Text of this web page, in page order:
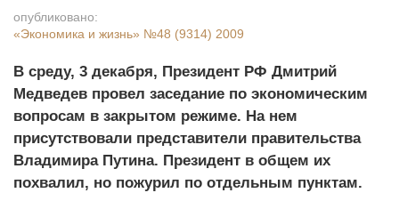
опубликовано:
«Экономика и жизнь» №48 (9314) 2009
В среду, 3 декабря, Президент РФ Дмитрий
Медведев провел заседание по экономическим
вопросам в закрытом режиме. На нем
присутствовали представители правительства
Владимира Путина. Президент в общем их
похвалил, но пожурил по отдельным пунктам.